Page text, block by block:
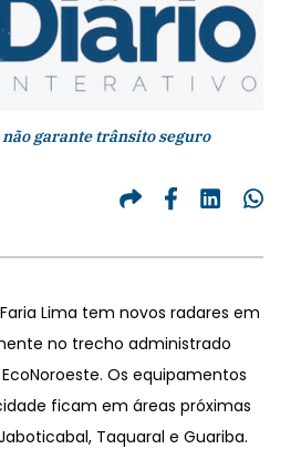
garante trânsito seguro
Lima tem novos radares em
no trecho administrado
Os equipamentos
ficam em áreas próximas
Taquaral e Guariba.